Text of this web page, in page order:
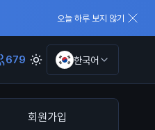
오늘 하루 보지 않기
679 한국어
회원가입